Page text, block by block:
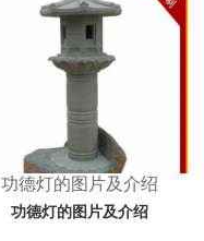
功德灯的图片及介绍
功德灯的图片及介绍